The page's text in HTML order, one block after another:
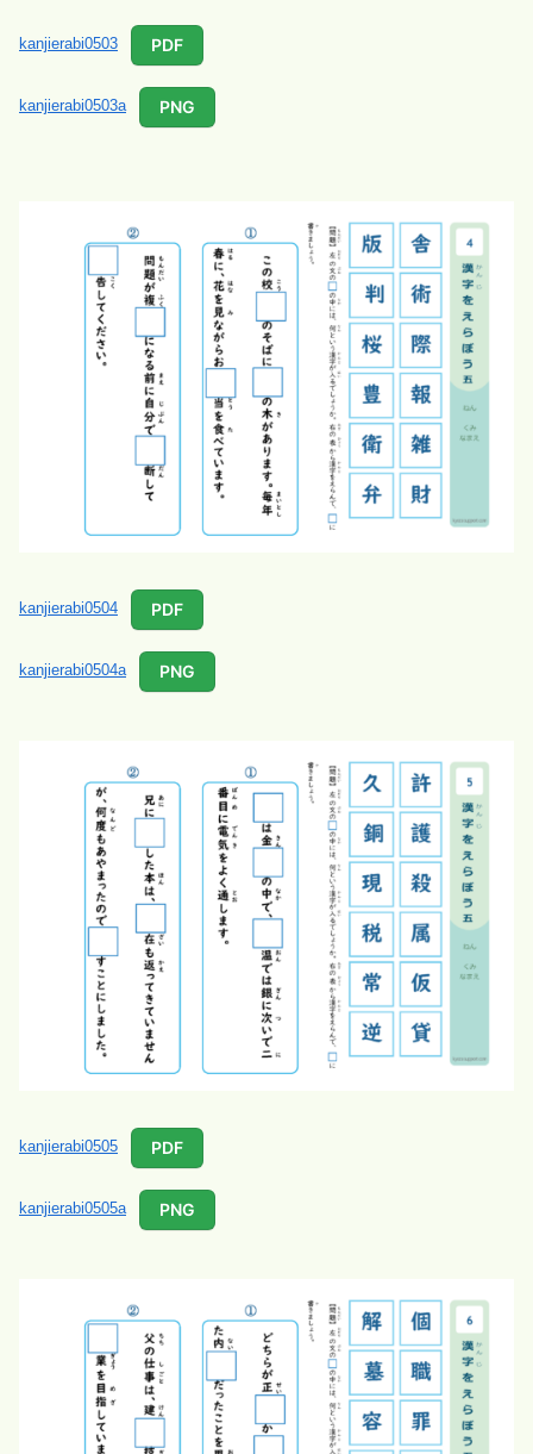
kanjierabi0503 PDF
kanjierabi0503a PNG
kanjierabi0504 PDF
kanjierabi0504a PNG
kanjierabi0505 PDF
kanjierabi0505a PNG